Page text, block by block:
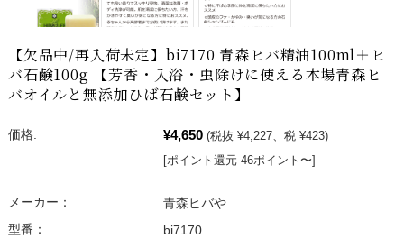
【欠品中/再入荷未定】bi7170 青森ヒバ精油100ml＋ヒ
バ石鹸100g 【芳香・入浴・虫除けに使える本場青森ヒ
バオイルと無添加ひば石鹸セット】
価格: ¥4,650 (税抜 ¥4,227、税 ¥423)
[ポイント還元 46ポイント〜]
メーカー：
青森ヒバや
型番：
bi7170